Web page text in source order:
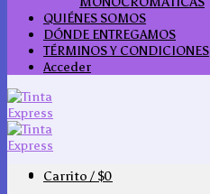
QUIÉNES SOMOS
DÓNDE ENTREGAMOS
TÉRMINOS Y CONDICIONES
Acceder
Carrito / $0